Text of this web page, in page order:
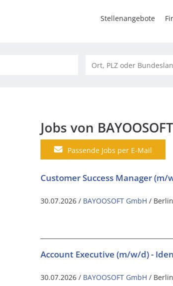
Stellenangebote
Jobs von
Passende Jobs per E-Mail
Customer Success Manager
30.07.2026 / BAYOOSOFT GmbH /
Account Executive (m/w/d) -
30.07.2026 / BAYOOSOFT GmbH /